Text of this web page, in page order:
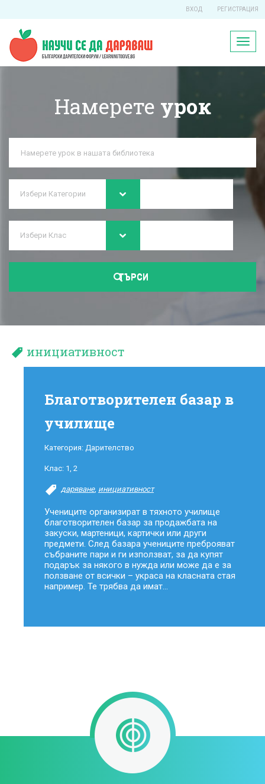
ВХОД РЕГИСТРАЦИЯ
Намерете урок
ТЪРСИ
инициативност
Благотворителен базар в
училище
Категория: Дарителство
Клас: 1, 2
даряване, инициативност
Учениците организират в тяхното училище
благотворителен базар за продажбата на
закуски, мартеници, картички или други
предмети. След базара учениците преброяват
събраните пари и ги използват, за да купят
подарък за някого в нужда или може да е за
ползване от всички – украса на класната стая
например. Те трябва да имат...